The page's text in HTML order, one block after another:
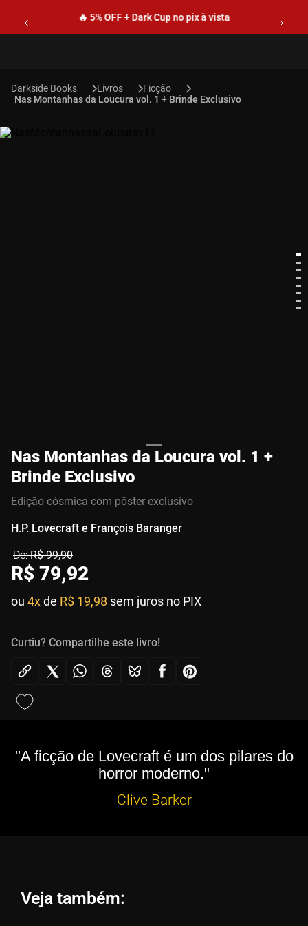
🔥 5% OFF + Dark Cup no pix à vista
Livros
Ficção
Nas Montanhas da Loucura vol. 1 + Brinde Exclusivo
Nas Montanhas da Loucura vol. 1 +
Brinde Exclusivo
Edição cósmica com pôster exclusivo
H.P. Lovecraft e François Baranger
R$ 99,90
R$ 79,92
ou 4xde R$ 19,98 sem juros no PIX
Curtiu? Compartilhe este livro!
"A ficção de Lovecraft é um dos pilares do
horror moderno."
Clive Barker
Veja também: